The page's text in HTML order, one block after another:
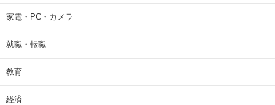
家電・PC・カメラ
就職・転職
教育
経済